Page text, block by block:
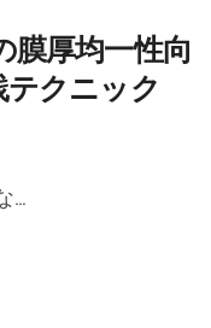
膜厚均一性向
クニック
...